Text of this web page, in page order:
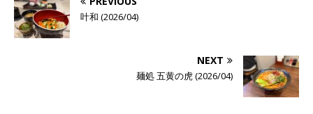
叶和 (2026/04)
NEXT
麺処 五黄の虎 (2026/04)